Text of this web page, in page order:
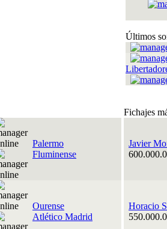
Últimos
Fichajes
Palermo
Fluminense
Javier
Ourense
Atlético Madrid
Horacio